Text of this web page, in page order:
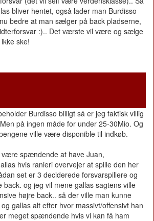
bliver hentet, også lader man Burdisso
bedre at man sælger på back pladserne,
:).. Det værste vil være og sælge
ske!
Burdisso billigt så er jeg faktisk villig
på ingen måde for under 25-30Mio. Og
ville være disponible til indkøb.
være spændende at have Juan,
hvis ranieri overvejer at spille den her
set er 3 deciderede forsvarspillere og
back. og jeg vil mene gallas sagtens ville
højre back.. så der ville man kunne
gallas alt efter hvor massivt/offensivt han
meget spændende hvis vi kan få ham